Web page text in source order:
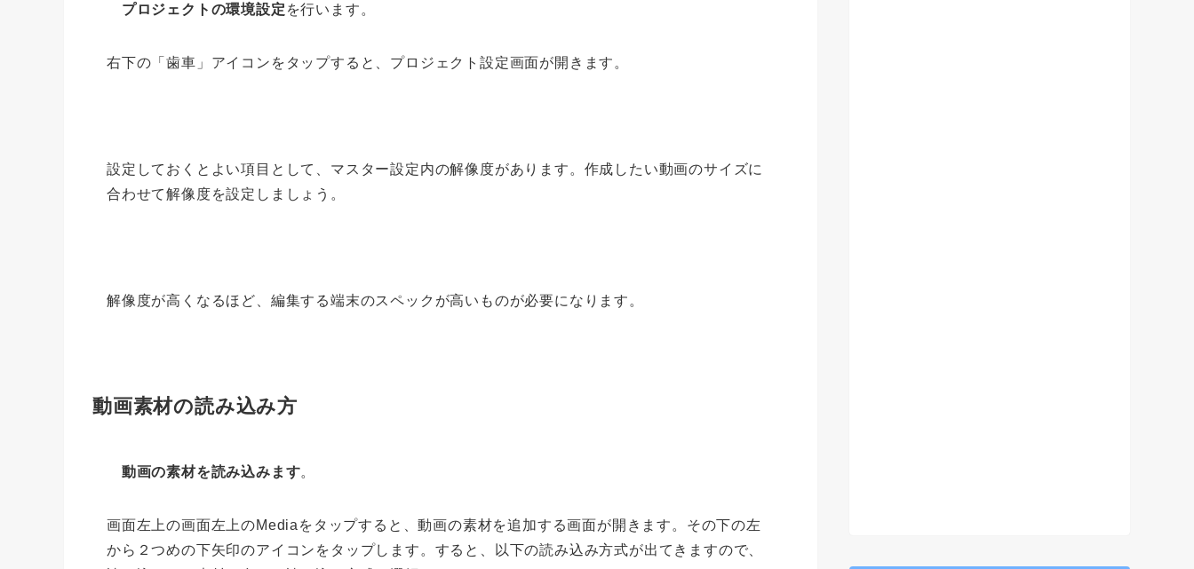
プロジェクトの環境設定 を行います。
右下の「歯車」アイコンをタップすると、プロジェクト設定画面が開きます。
設定しておくとよい項目として、マスター設定内の解像度があります。作成したい動画のサイズに
合わせて解像度を設定しましょう。
解像度が高くなるほど、編集する端末のスペックが高いものが必要になります。
動画素材の読み込み方
動画の素材を読み込みます。
画面左上の画面左上のMediaをタップすると、動画の素材を追加する画面が開きます。その下の左
から２つめの下矢印のアイコンをタップします。すると、以下の読み込み方式が出てきますので、